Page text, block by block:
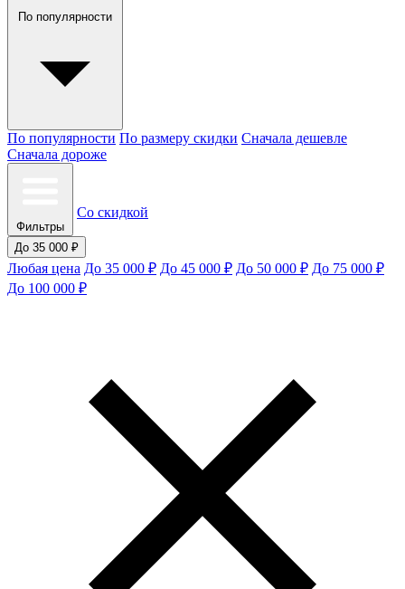
По популярности
По популярности По размеру скидки Сначала дешевле
Сначала дороже
Фильтры
Со скидкой
До 35 000 ₽
Любая цена До 35 000 ₽ До 45 000 ₽ До 50 000 ₽ До 75 000 ₽
До 100 000 ₽